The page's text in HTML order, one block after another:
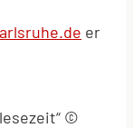
er
©